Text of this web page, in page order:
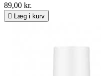
89,00 kr.
 Læg i kurv